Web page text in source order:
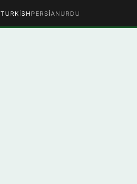
TURKISH PERSIAN URDU